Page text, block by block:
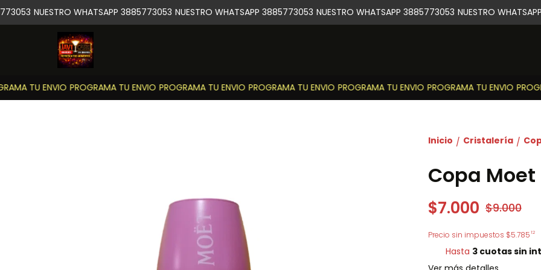
TU ENVIO PROGRAMA TU ENVIO PROGRAMA TU ENVIO PROGRAMA TU ENVIO PROGRAMA TU ENVIO PROGRAMA TU ENVIO
NUESTRO WHATSAPP 3885773053 NUESTRO WHATSAPP 3885773053 NUESTRO WHATSAPP 3885773053 NUESTRO
Inicio / Cristalería /
Copa Moet
$7.000 $9.000
Precio sin impuestos $5.78512
Hasta 3 cuotas sin